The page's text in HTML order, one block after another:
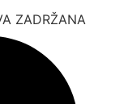
ZADRŽANA